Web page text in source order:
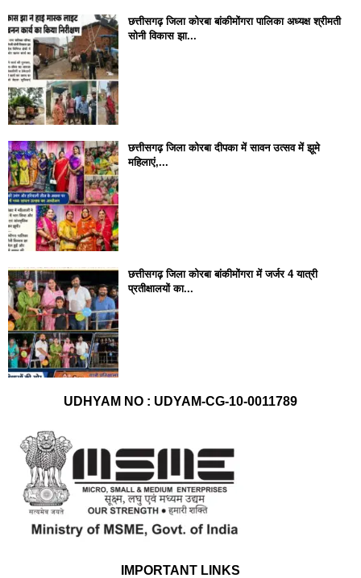
छत्तीसगढ़ जिला कोरबा बांकीमोंगरा पालिका अध्यक्ष श्रीमती
सोनी विकास झा...
छत्तीसगढ़ जिला कोरबा दीपका में सावन उत्सव में झूमे
महिलाएं,...
छत्तीसगढ़ जिला कोरबा बांकीमोंगरा में जर्जर 4 यात्री
प्रतीक्षालयों का...
UDHYAM NO : UDYAM-CG-10-0011789
IMPORTANT LINKS